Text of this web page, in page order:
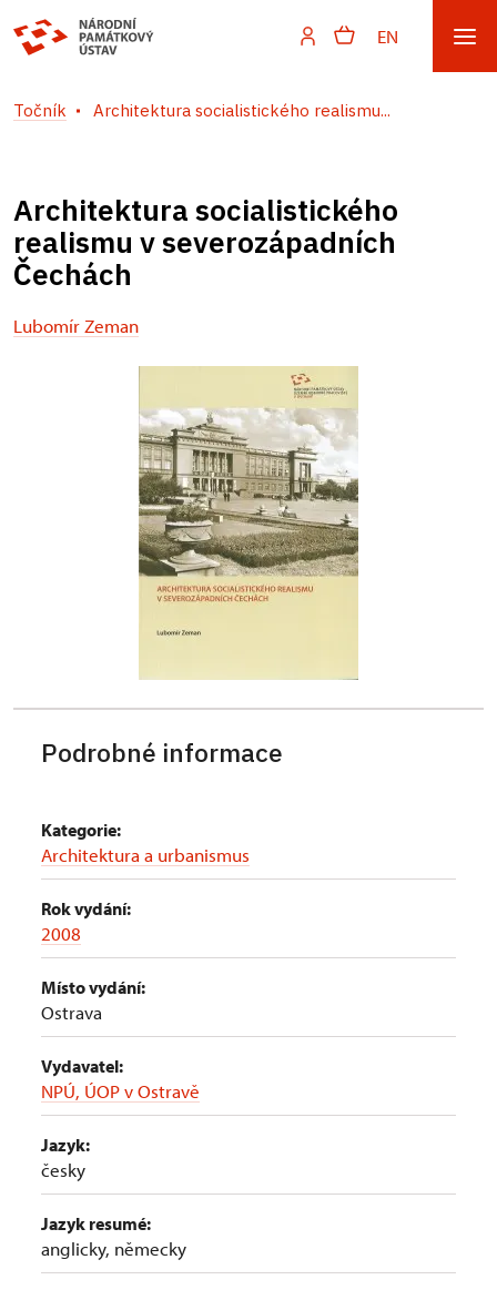
EN
Točník Architektura socialistického realismu...
Architektura socialistického
realismu v severozápadních
Čechách
Lubomír Zeman
Podrobné informace
Kategorie:
Architektura a urbanismus
Rok vydání:
2008
Místo vydání:
Ostrava
Vydavatel:
NPÚ, ÚOP v Ostravě
Jazyk:
česky
Jazyk resumé:
anglicky, německy